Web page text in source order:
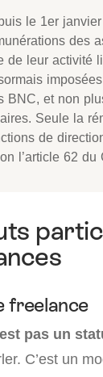
le 1er
des
de leur activité
BNC, et non
Seule la
de
l’article 62 du
freelance
pas un
C’est un